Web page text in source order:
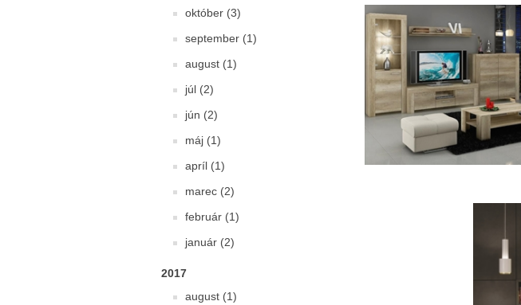
október (3)
september (1)
august (1)
júl (2)
jún (2)
máj (1)
apríl (1)
marec (2)
február (1)
január (2)
2017
august (1)